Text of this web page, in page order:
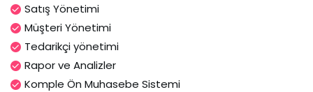
Satış Yönetimi
Müşteri Yönetimi
Tedarikçi yönetimi
Rapor ve Analizler
Komple Ön Muhasebe Sistemi